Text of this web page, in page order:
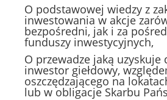
O podstawowej wiedzy z
inwestowania w akcje
bezpośredni, jak i za
funduszy inwestycyjnych,
O przewadze jaką uzyskuje
inwestor giełdowy,
oszczędzającego na
lub w obligacje Skarbu